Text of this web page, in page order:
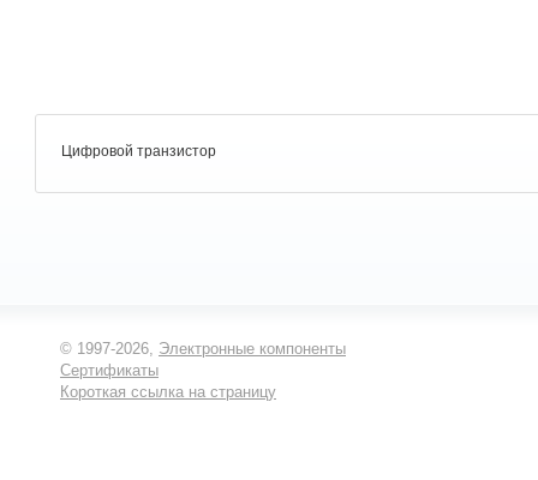
Цифровой транзистор
© 1997-2026, Электронные компоненты
Сертификаты
Короткая ссылка на страницу